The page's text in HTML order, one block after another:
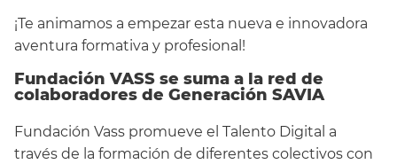
¡Te animamos a empezar esta nueva e innovadora
aventura formativa y profesional!
Fundación VASS se suma a la red de
colaboradores de Generación SAVIA
Fundación Vass promueve el Talento Digital a
través de la formación de diferentes colectivos con